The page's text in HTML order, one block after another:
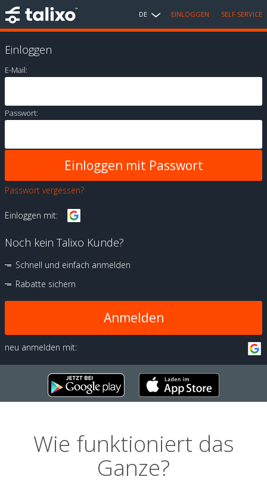
DE EINLOGGEN SELF SERVICE
Einloggen
E-Mail:
Passwort:
Passwort vergessen?
Einloggen mit:
Noch kein Talixo Kunde?
Schnell und einfach anmelden
Rabatte sichern
Anmelden
neu anmelden mit:
Wie funktioniert das
Ganze?